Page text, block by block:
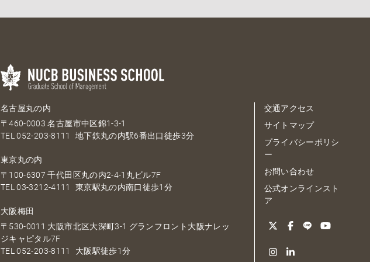
名古屋丸の内
〒460-0003 名古屋市中区錦1-3-1
TEL052-203-8111 地下鉄丸の内駅6番出口徒歩3分
東京丸の内
〒100-6307 千代田区丸の内2-4-1丸ビル7F
TEL03-3212-4111 東京駅丸の内南口徒歩1分
大阪梅田
〒530-0011 大阪市北区大深町3-1 グランフロント大阪ナレッ
ジキャピタル7F
TEL052-203-8111 大阪駅徒歩1分
交通アクセス
サイトマップ
プライバシーポリシ
ー
お問い合わせ
公式オンラインスト
ア